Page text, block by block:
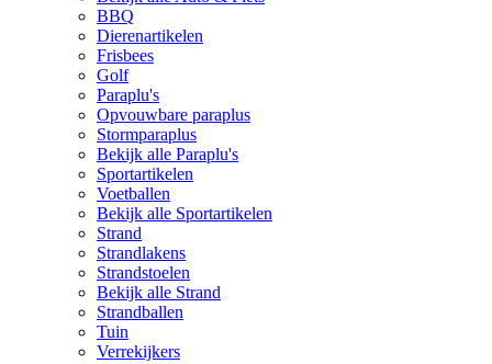
BBQ
Dierenartikelen
Frisbees
Golf
Paraplu's
Opvouwbare paraplus
Stormparaplus
Bekijk alle Paraplu's
Sportartikelen
Voetballen
Bekijk alle Sportartikelen
Strand
Strandlakens
Strandstoelen
Bekijk alle Strand
Strandballen
Tuin
Verrekijkers